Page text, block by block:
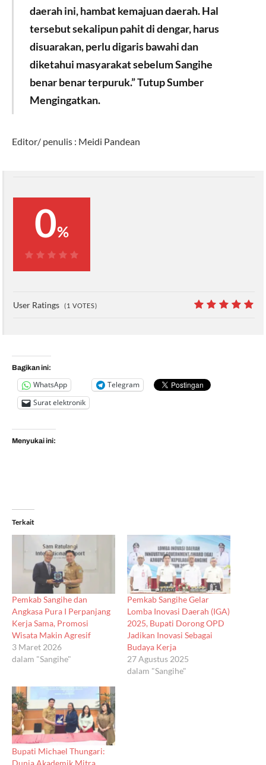
daerah ini, hambat kemajuan daerah. Hal
tersebut sekalipun pahit di dengar, harus
disuarakan, perlu digaris bawahi dan
diketahui masyarakat sebelum Sangihe
benar benar terpuruk.” Tutup Sumber
Mengingatkan.
Editor/ penulis : Meidi Pandean
0%
0%
User Ratings (1 VOTES)
Bagikan ini:
WhatsApp
Telegram
Surat elektronik
Menyukai ini:
Terkait
Pemkab Sangihe dan
Angkasa Pura I Perpanjang
Kerja Sama, Promosi
Wisata Makin Agresif
3 Maret 2026
dalam "Sangihe"
Pemkab Sangihe Gelar
Lomba Inovasi Daerah (IGA)
2025, Bupati Dorong OPD
Jadikan Inovasi Sebagai
Budaya Kerja
27 Agustus 2025
dalam "Sangihe"
Bupati Michael Thungari: